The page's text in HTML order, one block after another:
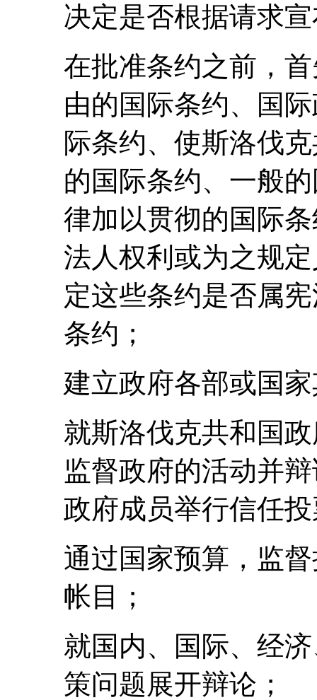
决定是否根据请求
在批准条约之前，
由的国际条约、国
际条约、使斯洛伐
的国际条约、一般
律加以贯彻的国际
法人权利或为之规
定这些条约是否属
条约；
建立政府各部或国
就斯洛伐克共和国
监督政府的活动并
政府成员举行信任
通过国家预算，监
帐目；
就国内、国际、经
策问题展开辩论；